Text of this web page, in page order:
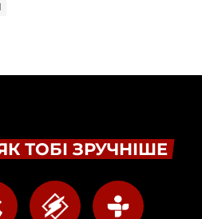
ТОБІ ЗРУЧНІШЕ